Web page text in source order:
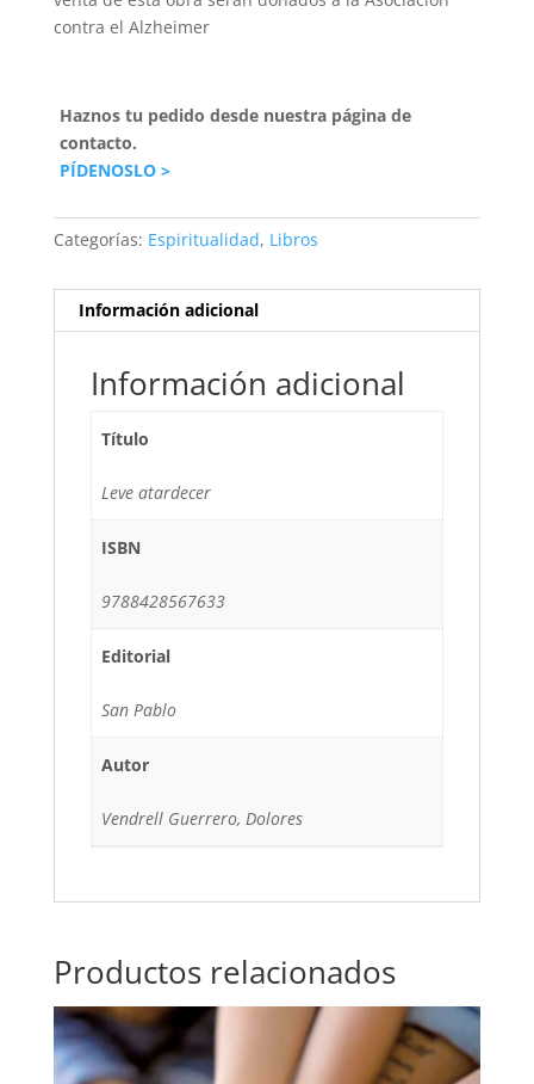
contra el Alzheimer
Haznos tu pedido desde nuestra página de
contacto.
PÍDENOSLO >
Categorías: Espiritualidad, Libros
Información adicional
Información adicional
Título
Leve atardecer
ISBN
9788428567633
Editorial
San Pablo
Autor
Vendrell Guerrero, Dolores
Productos relacionados